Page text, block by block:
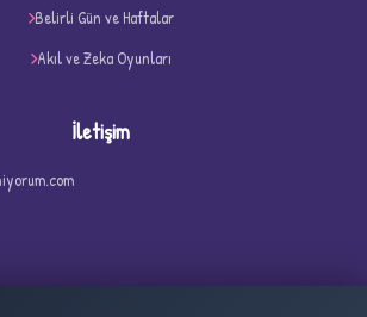
D
Belirli Gün ve Haftalar
Akıl ve Zeka Oyunları
İletişim